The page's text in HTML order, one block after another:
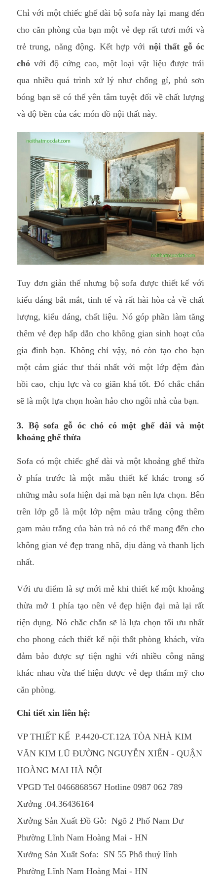
Chỉ với một chiếc ghế dài bộ sofa này lại mang đến
cho căn phòng của bạn một vẻ đẹp rất tươi mới và
trẻ trung, năng động. Kết hợp với nội thất gỗ óc
chó với độ cứng cao, một loại vật liệu được trải
qua nhiều quá trình xử lý như chống gỉ, phủ sơn
bóng bạn sẽ có thể yên tâm tuyệt đối về chất lượng
và độ bền của các món đồ nội thất này.
Tuy đơn giản thế nhưng bộ sofa được thiết kế với
kiểu dáng bắt mắt, tinh tế và rất hài hòa cả về chất
lượng, kiểu dáng, chất liệu. Nó góp phần làm tăng
thêm vẻ đẹp hấp dẫn cho không gian sinh hoạt của
gia đình bạn. Không chỉ vậy, nó còn tạo cho bạn
một cảm giác thư thái nhất với một lớp đệm đàn
hồi cao, chịu lực và co giãn khá tốt. Đó chắc chắn
sẽ là một lựa chọn hoàn hảo cho ngôi nhà của bạn.
3. Bộ sofa gỗ óc chó có một ghế dài và một
khoảng ghế thừa
Sofa có một chiếc ghế dài và một khoảng ghế thừa
ở phía trước là một mẫu thiết kế khác trong số
những mẫu sofa hiện đại mà bạn nên lựa chọn. Bên
trên lớp gỗ là một lớp nệm màu trắng cộng thêm
gam màu trắng của bàn trà nó có thể mang đến cho
không gian vẻ đẹp trang nhã, dịu dàng và thanh lịch
nhất.
Với ưu điểm là sự mới mẻ khi thiết kế một khoảng
thừa mở 1 phía tạo nên vẻ đẹp hiện đại mà lại rất
tiện dụng. Nó chắc chắn sẽ là lựa chọn tối ưu nhất
cho phong cách thiết kế nội thất phòng khách, vừa
đảm bảo được sự tiện nghi với nhiều công năng
khác nhau vừa thể hiện được vẻ đẹp thẩm mỹ cho
căn phòng.
Chi tiết xin liên hệ:
VP THIẾT KẾ P.4420-CT.12A TÒA NHÀ KIM
VĂN KIM LŨ ĐƯỜNG NGUYỄN XIỂN - QUẬN
HOÀNG MAI HÀ NỘI
VPGD Tel 0466868567 Hotline 0987 062 789
Xưởng .04.36436164
Xưởng Sản Xuất Đồ Gỗ: Ngõ 2 Phố Nam Dư
Phường Lĩnh Nam Hoàng Mai - HN
Xưởng Sản Xuất Sofa: SN 55 Phố thuý lĩnh
Phường Lĩnh Nam Hoàng Mai - HN